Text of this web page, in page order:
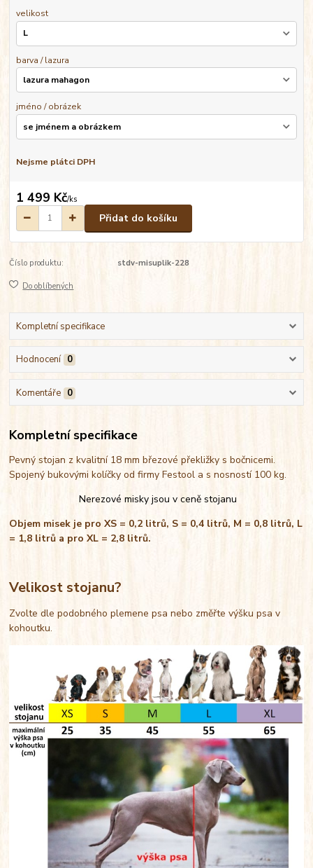
velikost
barva / lazura
jméno / obrázek
Nejsme plátci DPH
1 499 Kč/ks
Přidat do košíku
Číslo produktu: stdv-misuplik-228
Do oblíbených
Kompletní specifikace
Hodnocení 0
Komentáře 0
Kompletní specifikace
Pevný stojan z kvalitní 18 mm březové překližky s bočnicemi.
Spojený bukovými kolíčky od firmy Festool a s nosností 100 kg.
Nerezové misky jsou v ceně stojanu
Objem misek je pro XS = 0,2 litrů, S = 0,4 litrů, M = 0,8 litrů, L
= 1,8 litrů a pro XL = 2,8 litrů.
Velikost stojanu?
Zvolte dle podobného plemene psa nebo změřte výšku psa v
kohoutku.